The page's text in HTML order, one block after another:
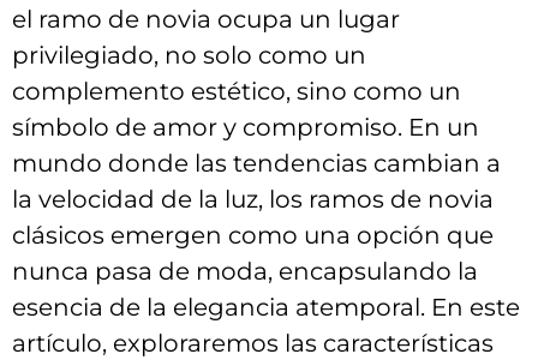
el‌ ramo ⁣de⁤ novia‌ ocupa un lugar
privilegiado, no solo como un
complemento ​estético, ⁤sino como ⁢un⁤
símbolo de amor⁣ y ‍compromiso. En ​un
⁢mundo‌ donde las‍ tendencias cambian a⁣
la velocidad ​de la‌ luz, ⁢los ramos de novia
clásicos emergen como ⁤una opción​ que
⁤nunca pasa ⁢de moda, encapsulando la
esencia de la elegancia atemporal. En ‍este
artículo, exploraremos las ‌características